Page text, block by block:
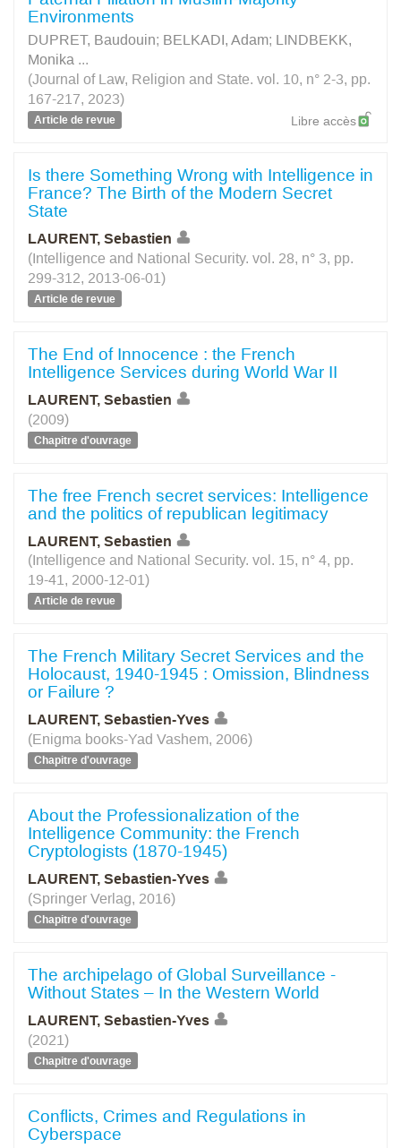
Environments
DUPRET, Baudouin; BELKADI, Adam; LINDBEKK,
Monika ...
(Journal of Law, Religion and State. vol. 10, n° 2-3, pp.
167-217, 2023)
Article de revue Libre accès
Is there Something Wrong with Intelligence in
France? The Birth of the Modern Secret
State
LAURENT, Sebastien
(Intelligence and National Security. vol. 28, n° 3, pp.
299-312, 2013-06-01)
Article de revue
The End of Innocence : the French
Intelligence Services during World War II
LAURENT, Sebastien
(2009)
Chapitre d'ouvrage
The free French secret services: Intelligence
and the politics of republican legitimacy
LAURENT, Sebastien
(Intelligence and National Security. vol. 15, n° 4, pp.
19-41, 2000-12-01)
Article de revue
The French Military Secret Services and the
Holocaust, 1940-1945 : Omission, Blindness
or Failure ?
LAURENT, Sebastien-Yves
(Enigma books-Yad Vashem, 2006)
Chapitre d'ouvrage
About the Professionalization of the
Intelligence Community: the French
Cryptologists (1870-1945)
LAURENT, Sebastien-Yves
(Springer Verlag, 2016)
Chapitre d'ouvrage
The archipelago of Global Surveillance -
Without States – In the Western World
LAURENT, Sebastien-Yves
(2021)
Chapitre d'ouvrage
Conflicts, Crimes and Regulations in
Cyberspace